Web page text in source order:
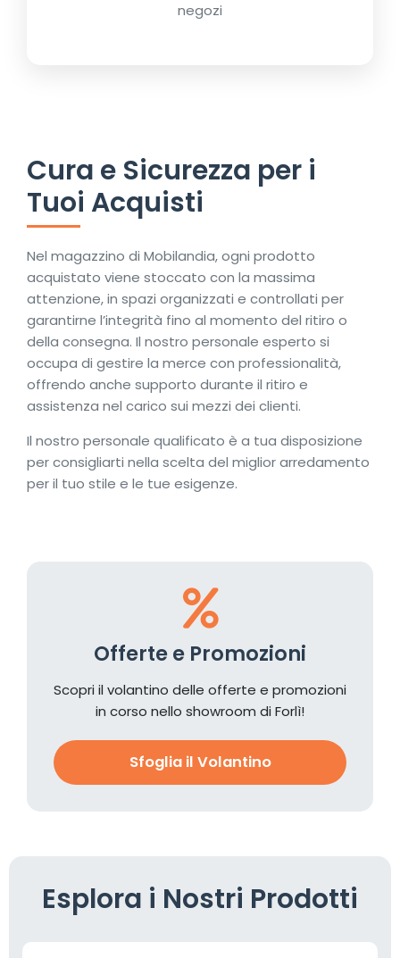
negozi
Cura e Sicurezza per i
Tuoi Acquisti
Nel magazzino di Mobilandia, ogni prodotto
acquistato viene stoccato con la massima
attenzione, in spazi organizzati e controllati per
garantirne l’integrità fino al momento del ritiro o
della consegna. Il nostro personale esperto si
occupa di gestire la merce con professionalità,
offrendo anche supporto durante il ritiro e
assistenza nel carico sui mezzi dei clienti.
Il nostro personale qualificato è a tua disposizione
per consigliarti nella scelta del miglior arredamento
per il tuo stile e le tue esigenze.
Offerte e Promozioni
Scopri il volantino delle offerte e promozioni
in corso nello showroom di Forlì!
Sfoglia il Volantino
Esplora i Nostri Prodotti